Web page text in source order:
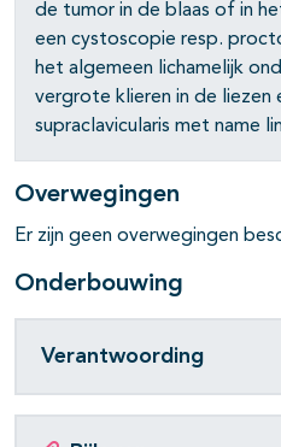
open- en
open- en
de tumor in de blaas of in
een cystoscopie resp.
het algemeen lichamelijk
vergrote klieren in de liezen
supraclavicularis met name
Overwegingen
Er zijn geen overwegingen
Onderbouwing
Verantwoording